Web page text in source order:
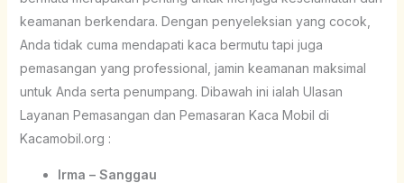
keamanan berkendara. Dengan penyeleksian yang cocok,
Anda tidak cuma mendapati kaca bermutu tapi juga
pemasangan yang professional, jamin keamanan maksimal
untuk Anda serta penumpang. Dibawah ini ialah Ulasan
Layanan Pemasangan dan Pemasaran Kaca Mobil di
Kacamobil.org :
Irma – Sanggau